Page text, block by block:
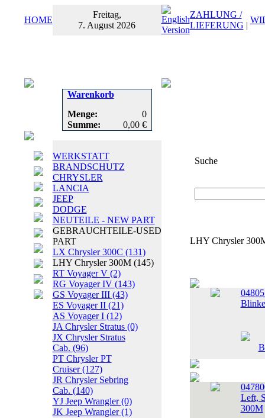
HOME
Freitag,
7. August 2026
ZAHLUNG /
LIEFERUNG |
Warenkorb
Menge:
0
Summe:
0,00 €
WERKSTATT
BRANDSCHUTZ
CHRYSLER
LANCIA
JEEP
DODGE
NEUTEILE - NEW PART
GEBRAUCHTEILE-USED
PART
LX Chrysler 300C (131)
LHY Chrysler 300M (145)
RT Voyager V (2)
RG Voyager IV (143)
GS Voyager III (43)
ES Voyager II (21)
AS Voyager I (12)
JA Chrysler Stratus (0)
JX Chrysler Stratus
Cab. (96)
PT Chrysler PT
Cruiser(127)
JR Chrysler Sebring
Cab. (140)
YJ Jeep Wrangler(0)
JK Jeep Wrangler(1)
Suche
LHY Chrysler
Left,
300M